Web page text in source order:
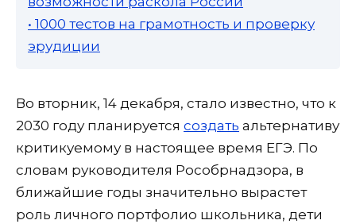
• 1000 тестов на грамотность и проверку
эрудиции
Во вторник, 14 декабря, стало известно, что к
2030 году планируется создать альтернативу
критикуемому в настоящее время ЕГЭ. По
словам руководителя Рособрнадзора, в
ближайшие годы значительно вырастет
роль личного портфолио школьника, дети